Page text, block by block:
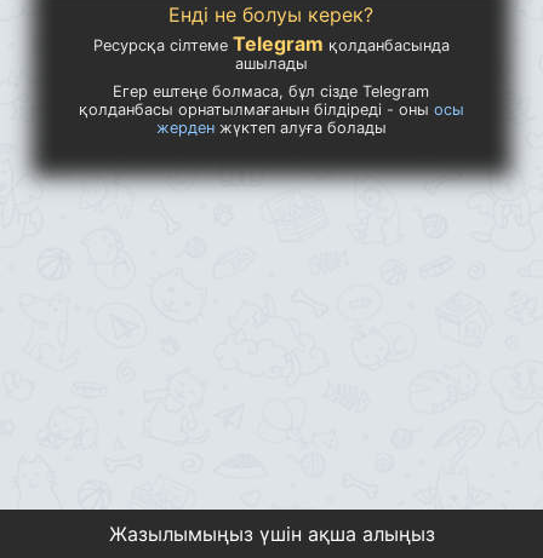
Енді не болуы керек?
Ресурсқа сілтеме Telegram қолданбасында
ашылады
Егер ештеңе болмаса, бұл сізде Telegram
қолданбасы орнатылмағанын білдіреді - оны осы
жерденжүктеп алуға болады
Жазылымыңыз үшін ақша алыңыз